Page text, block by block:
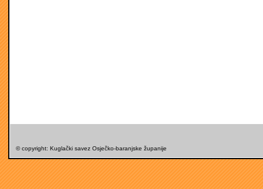
© copyright: Kuglački savez Osječko-baranjske županije